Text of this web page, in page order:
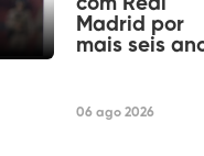
Madrid por
mais seis
06 ago 2026